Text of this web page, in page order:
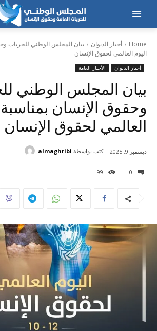
Home أخبار الديوان
بيان المجلس الوطني للحريات
اليوم العالمي لحقوق الإنسان
أخبار الديوان الأخبار العامة
بيان المجلس الوطني
وحقوق الإنسان بمناسبة
العالمي لحقوق الإنسان
0
99
ديسمبر 9, 2025 كتب بواسطة almaghribi